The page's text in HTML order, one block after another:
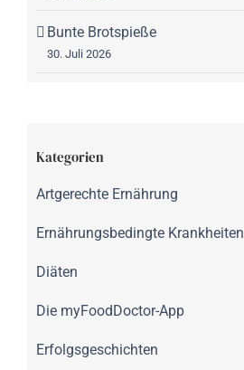
Bunte Brotspieße
30. Juli 2026
Kategorien
Artgerechte Ernährung
Ernährungsbedingte Krankheiten
Diäten
Die myFoodDoctor-App
Erfolgsgeschichten